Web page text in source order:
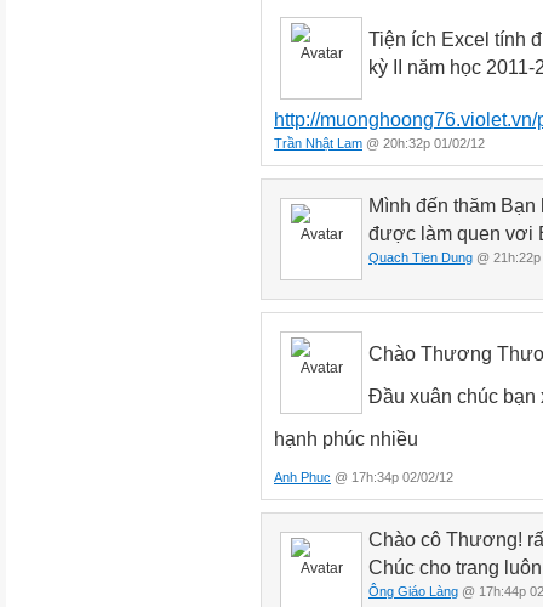
Tiện ích Excel tính
kỳ II năm học 2011-
http://
Trần Nhật Lam @ 20h:32p 01/02/12
Mình đến thăm
được làm quen vơi
Quach Tien Dung @
Chào Thương
Đầu xuân chúc bạn
hạnh phúc nhiều
Anh Phuc @ 17h:34p 02/02/12
Chào cô Thương!
Chúc cho trang
Ông Giáo Làng @ 17h:44p